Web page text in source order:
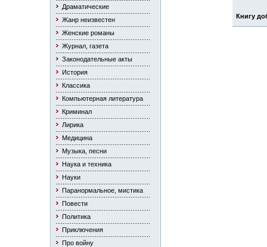
Драматические
Жанр неизвестен
Женские романы
Журнал, газета
Законодательные акты
История
Классика
Компьютерная литература
Криминал
Лирика
Медицина
Музыка, песни
Наука и техника
Науки
Паранормальное, мистика
Повести
Политика
Приключения
Про войну
Книгу